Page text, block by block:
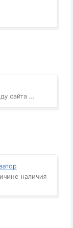
сайта ...
наличия